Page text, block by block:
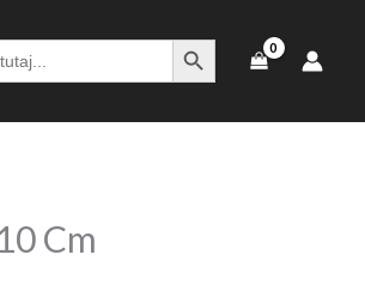
SEARCH BUTTON
Cm